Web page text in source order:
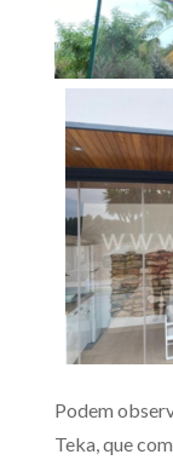
Podem
Teka, que